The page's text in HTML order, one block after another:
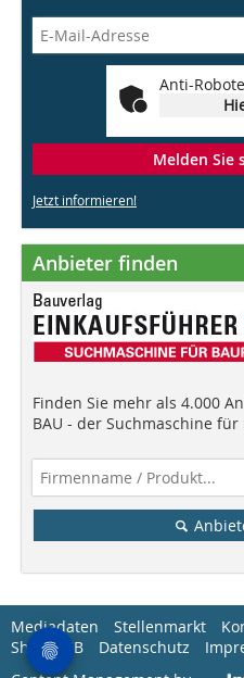
Anti-
Melden Sie
Jetzt informieren!
Anbieter finden
Finden Sie mehr als 4.000
BAU - der Suchmaschine für
Mediadaten Stellenmarkt
Shop-AGB
Datenschutz